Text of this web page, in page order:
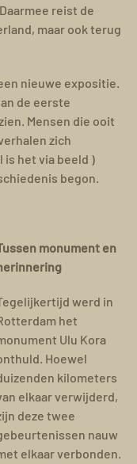
reist de
maar ook terug
nieuwe expositie.
de eerste
Mensen die ooit
zich
is het via beeld )
begon.
monument en
werd in
het
Ulu Kora
Hoewel
kilometers
elkaar verwijderd,
deze twee
nauw
elkaar verbonden.